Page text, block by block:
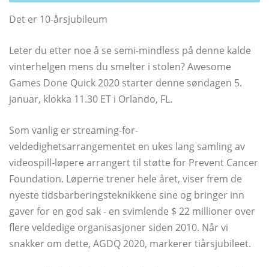
Det er 10-årsjubileum
Leter du etter noe å se semi-mindless på denne kalde
vinterhelgen mens du smelter i stolen? Awesome
Games Done Quick 2020 starter denne søndagen 5.
januar, klokka 11.30 ET i Orlando, FL.
Som vanlig er streaming-for-
veldedighetsarrangementet en ukes lang samling av
videospill-løpere arrangert til støtte for Prevent Cancer
Foundation. Løperne trener hele året, viser frem de
nyeste tidsbarberingsteknikkene sine og bringer inn
gaver for en god sak - en svimlende $ 22 millioner over
flere veldedige organisasjoner siden 2010. Når vi
snakker om dette, AGDQ 2020, markerer tiårsjubileet.